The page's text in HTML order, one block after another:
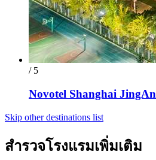
/ 5
Novotel Shanghai JingAn
Skip other destinations list
สำรวจโรงแรมเพิ่มเติม